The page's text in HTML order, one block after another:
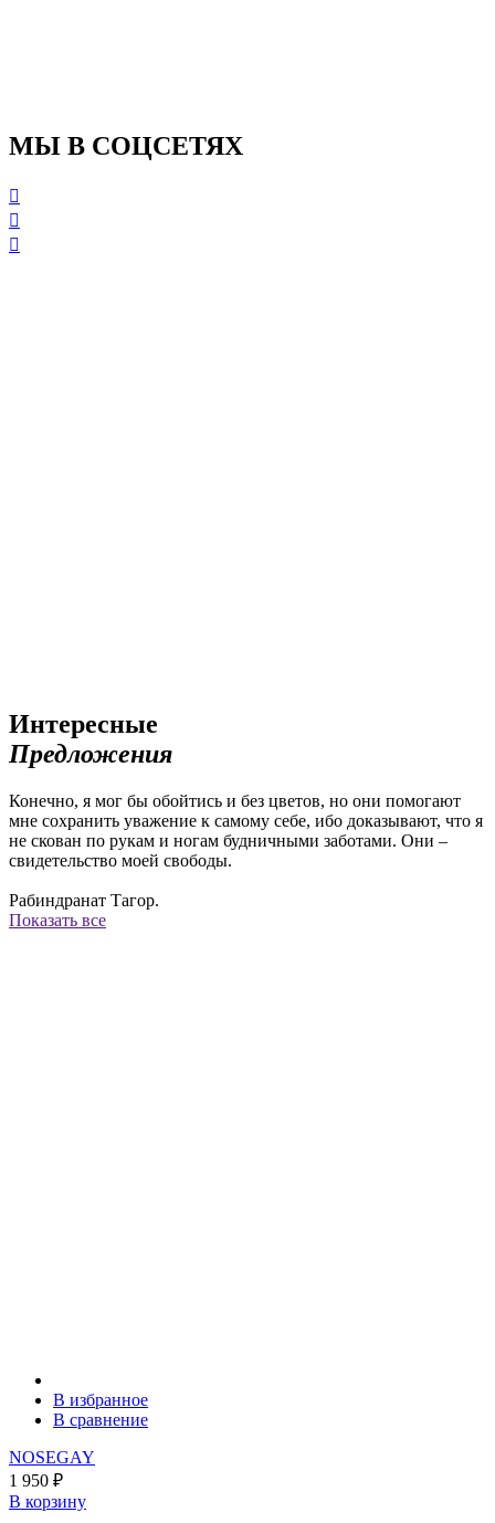
МЫ В СОЦСЕТЯХ
Интересные
Предложения
Конечно, я мог бы обойтись и без цветов, но они помогают
мне сохранить уважение к самому себе, ибо доказывают, что я
не скован по рукам и ногам будничными заботами. Они –
свидетельство моей свободы.
Рабиндранат Тагор.
Показать все
В избранное
В сравнение
NOSEGAY
1 950 ₽
В корзину